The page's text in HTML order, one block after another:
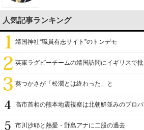
人気記事ランキング
靖国神社“職員有志サイト”のトンデモ
英軍ラグビーチームの靖国訪問にイギリスで批
葵つかさが「松潤とは終わった」と
高市首相の熊本地震視察は北朝鮮並みのプロパ
市川沙耶と熱愛・野島アナに二股の過去